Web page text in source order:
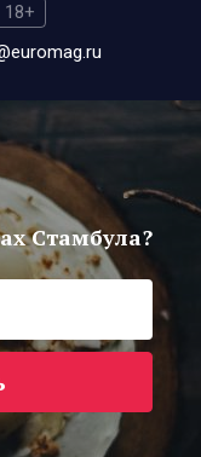
18+
Стамбула?